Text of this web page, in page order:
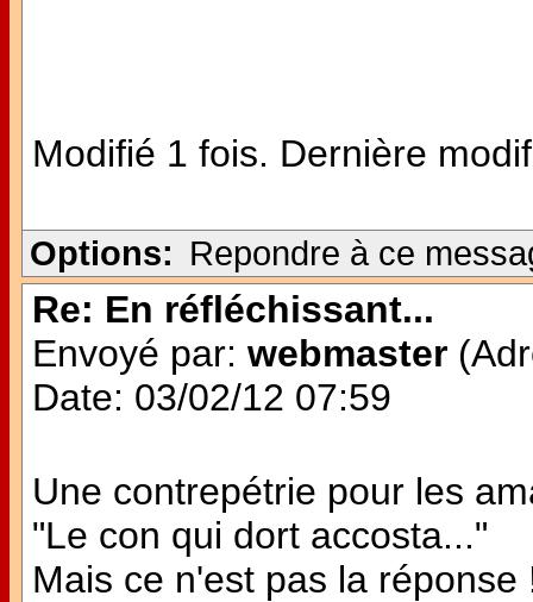
Modifié 1 fois. Dernière
Options: Repondre à ce
Re: En réfléchissant...
Envoyé par: webmaster
Date: 03/02/12 07:59
Une contrepétrie pour les
"Le con qui dort accosta..."
Mais ce n'est pas la réponse